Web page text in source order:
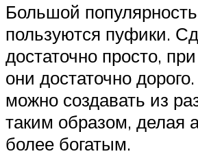
Большой
пользуются пуфики.
достаточно просто,
они достаточно
можно создавать из
таким образом, делая
более богатым.